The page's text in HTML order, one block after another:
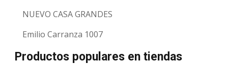
NUEVO CASA GRANDES
Emilio Carranza 1007
Productos populares en tiendas